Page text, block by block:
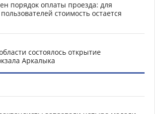
порядок оплаты проезда: для
стоимость остается
состоялось открытие
Аркалыка